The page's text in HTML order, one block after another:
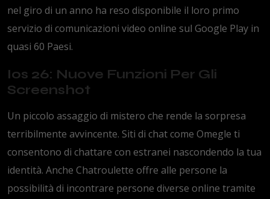
nel giro di un anno ha reso disponibile il loro primo
servizio di comunicazioni video online sul Google Play in
quasi 60 Paesi.
Ios 26: Nuove Funzioni Per Gli
Screenshot
Un piccolo assaggio di mistero che rende la sorpresa
terribilmente avvincente. Siti di chat come Omegle ti
consentono di chattare con estranei nascondendo la tua
identità. Anche Chatroulette offre alle persone la
possibilità di incontrare persone diverse online tramite